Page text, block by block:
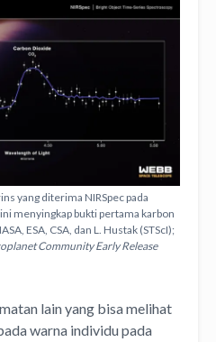
yang diterima NIRSpec pada
menyingkap bukti pertama karbon
ESA, CSA, dan L. Hustak (STScI);
Community Early Release
lain yang bisa melihat
warna individu pada